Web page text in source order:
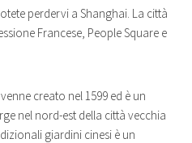
perdervi a Shanghai. La città
Francese, People Square e
venne creato nel 1599 ed è un
nel nord-est della città vecchia
giardini cinesi è un